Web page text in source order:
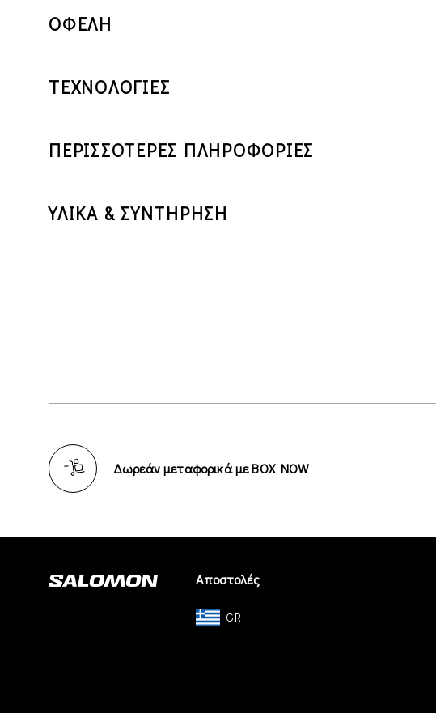
ΟΦΕΛΗ
ΤΕΧΝΟΛΟΓΙΕΣ
ΠΕΡΙΣΣΟΤΕΡΕΣ ΠΛΗΡΟΦΟΡΙΕΣ
ΥΛΙΚΑ & ΣΥΝΤΗΡΗΣΗ
Δωρεάν μεταφορικά με BOX NOW
Αποστολές
GR